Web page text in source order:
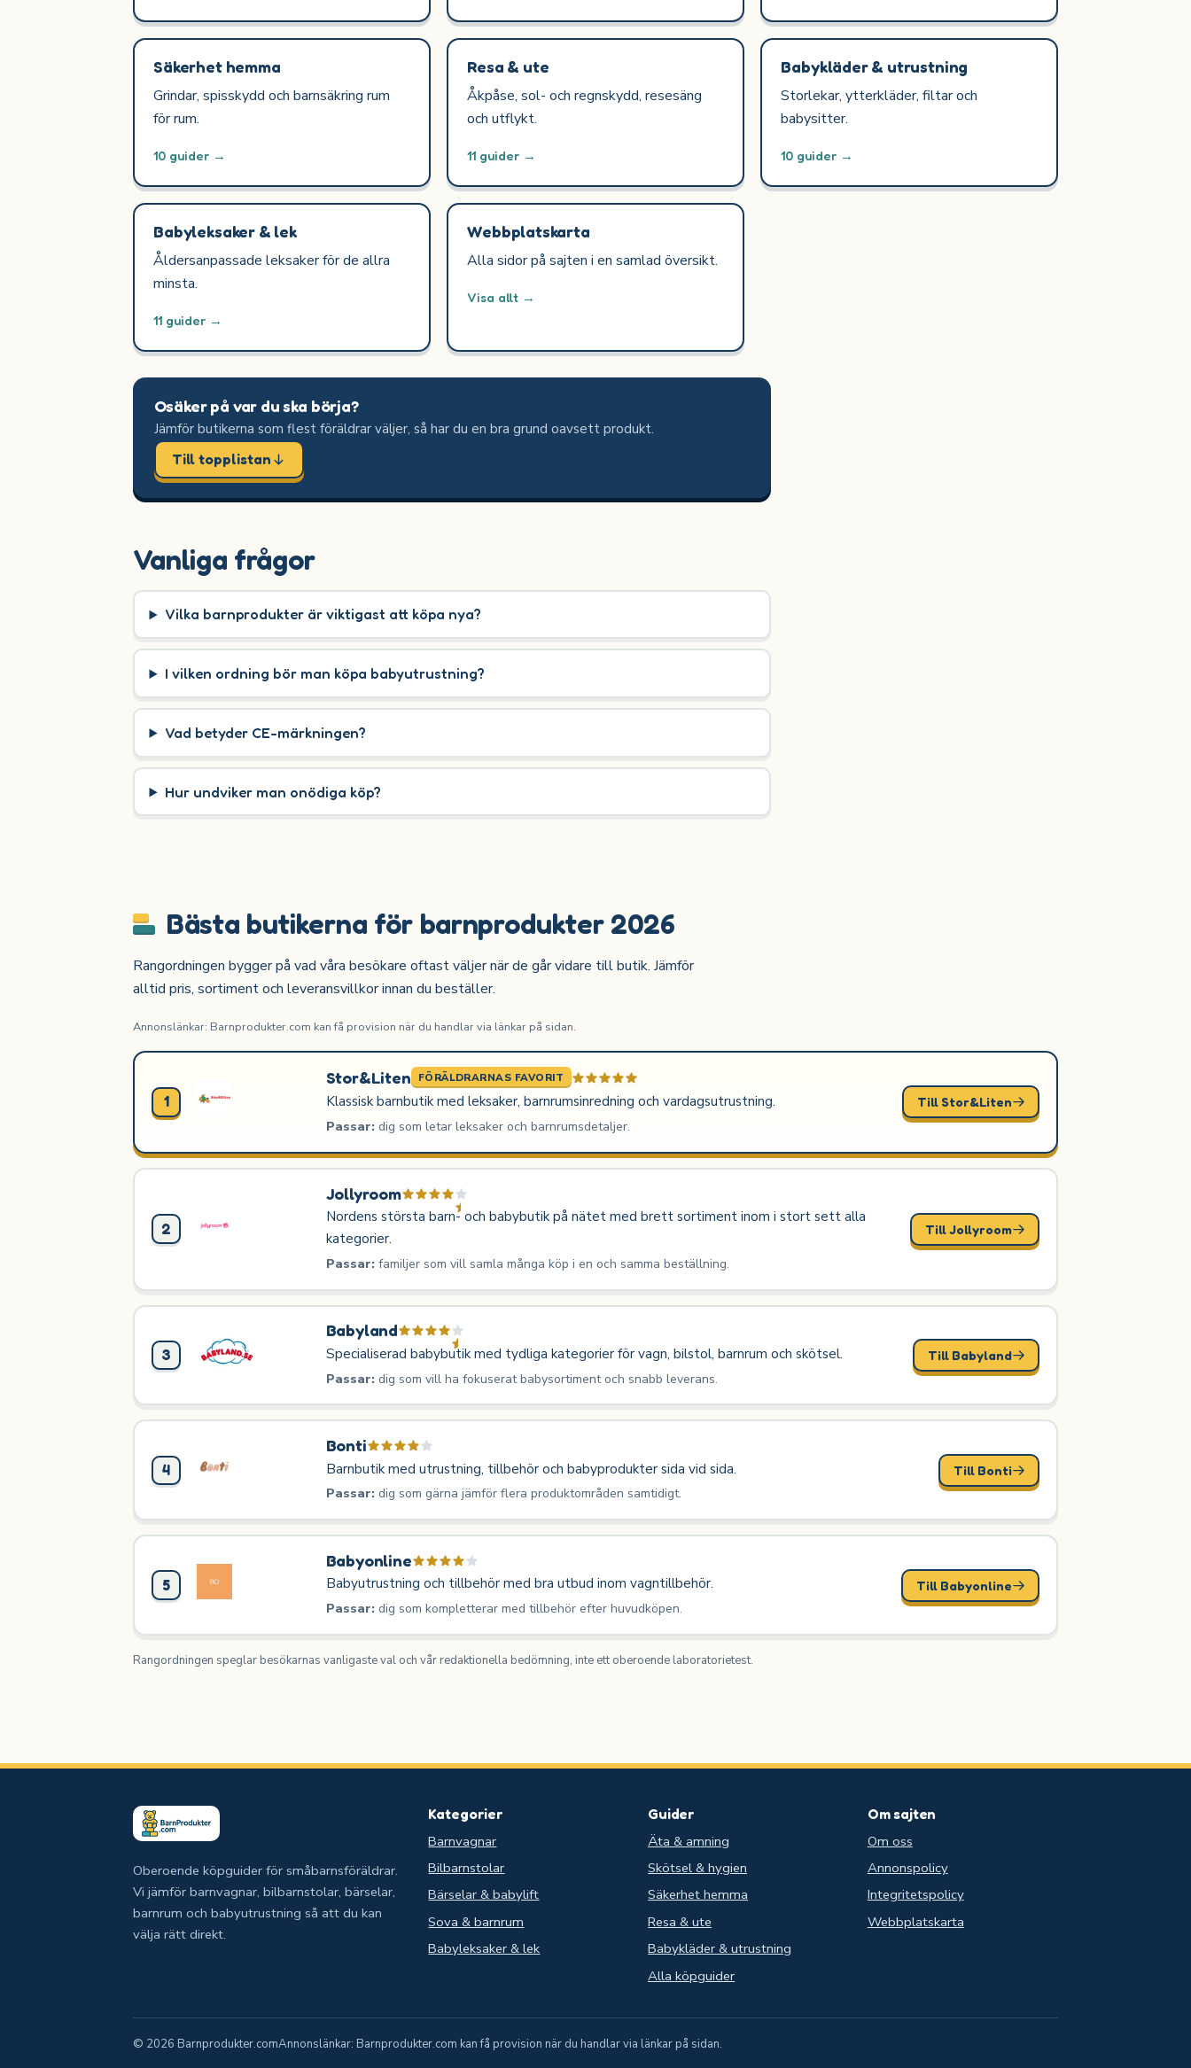
Säkerhet hemma
Grindar, spisskydd och barnsäkring rum
för rum.
10 guider →
Resa & ute
Åkpåse, sol- och regnskydd, resesäng
och utflykt.
11 guider →
Babykläder & utrustning
Storlekar, ytterkläder, filtar och
babysitter.
10 guider →
Babyleksaker & lek
Åldersanpassade leksaker för de allra
minsta.
11 guider →
Webbplatskarta
Alla sidor på sajten i en samlad översikt.
Visa allt →
Osäker på var du ska börja?
Jämför butikerna som flest föräldrar väljer, så har du en bra grund oavsett produkt.
Till topplistan
Vanliga frågor
Vilka barnprodukter är viktigast att köpa nya?
I vilken ordning bör man köpa babyutrustning?
Vad betyder CE-märkningen?
Hur undviker man onödiga köp?
Bästa butikerna för barnprodukter 2026
Rangordningen bygger på vad våra besökare oftast väljer när de går vidare till butik. Jämför
alltid pris, sortiment och leveransvillkor innan du beställer.
Annonslänkar: Barnprodukter.com kan få provision när du handlar via länkar på sidan.
1
Stor&Liten FÖRÄLDRARNAS FAVORIT
Klassisk barnbutik med leksaker, barnrumsinredning och vardagsutrustning.
Passar:dig som letar leksaker och barnrumsdetaljer.
Till Stor&Liten
2
Jollyroom
Nordens största barn- och babybutik på nätet med brett sortiment inom i stort sett alla
kategorier.
Passar:familjer som vill samla många köp i en och samma beställning.
Till Jollyroom
3
Babyland
Specialiserad babybutik med tydliga kategorier för vagn, bilstol, barnrum och skötsel.
Passar:dig som vill ha fokuserat babysortiment och snabb leverans.
Till Babyland
4
Bonti
Barnbutik med utrustning, tillbehör och babyprodukter sida vid sida.
Passar:dig som gärna jämför flera produktområden samtidigt.
Till Bonti
5
Babyonline
Babyutrustning och tillbehör med bra utbud inom vagntillbehör.
Passar:dig som kompletterar med tillbehör efter huvudköpen.
Till Babyonline
Rangordningen speglar besökarnas vanligaste val och vår redaktionella bedömning, inte ett oberoende laboratorietest.
Oberoende köpguider för småbarnsföräldrar.
Vi jämför barnvagnar, bilbarnstolar, bärselar,
barnrum och babyutrustning så att du kan
välja rätt direkt.
Kategorier
Barnvagnar
Bilbarnstolar
Bärselar & babylift
Sova & barnrum
Babyleksaker & lek
Guider
Äta & amning
Skötsel & hygien
Säkerhet hemma
Resa & ute
Babykläder & utrustning
Alla köpguider
Om sajten
Om oss
Annonspolicy
Integritetspolicy
Webbplatskarta
© 2026 Barnprodukter.comAnnonslänkar: Barnprodukter.com kan få provision när du handlar via länkar på sidan.